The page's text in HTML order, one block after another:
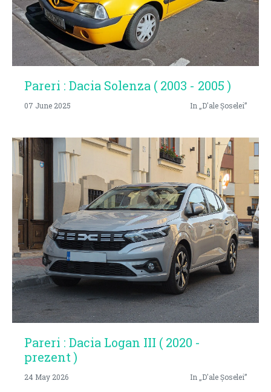
Pareri : Dacia Solenza ( 2003 - 2005 )
07 June 2025 In „D'ale Șoselei”
Pareri : Dacia Logan III ( 2020 -
prezent )
24 May 2026 In „D'ale Șoselei”